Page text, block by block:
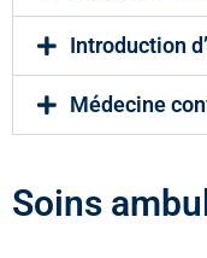
Introduction
Médecine
Soins